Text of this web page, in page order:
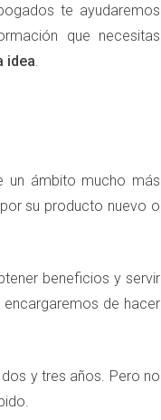
te ayudaremos
que necesitas
idea
un ámbito mucho más
su producto nuevo o
beneficios y servir
encargaremos de hacer
y tres años. Pero no